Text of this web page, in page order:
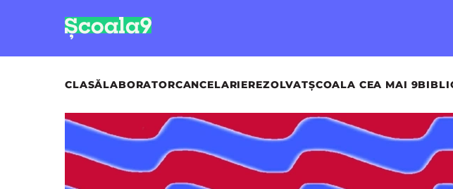
CLASĂLABORATORCANCELARIEREZOLVATȘCOALA CEA MAI 9